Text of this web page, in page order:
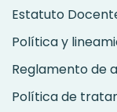
Estatuto
Política y
Reglamento de
Política de